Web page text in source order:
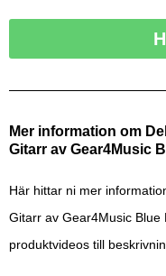
Mer information om
Gitarr av Gear4Music
Här hittar ni mer
Gitarr av Gear4Music Blue
produktvideos till